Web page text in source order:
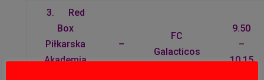
3. Red
Box
Piłkarska
Akademia
–
FC
Galacticos
9.50
–
10.15